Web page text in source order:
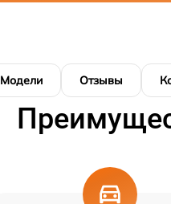
Модели Отзывы